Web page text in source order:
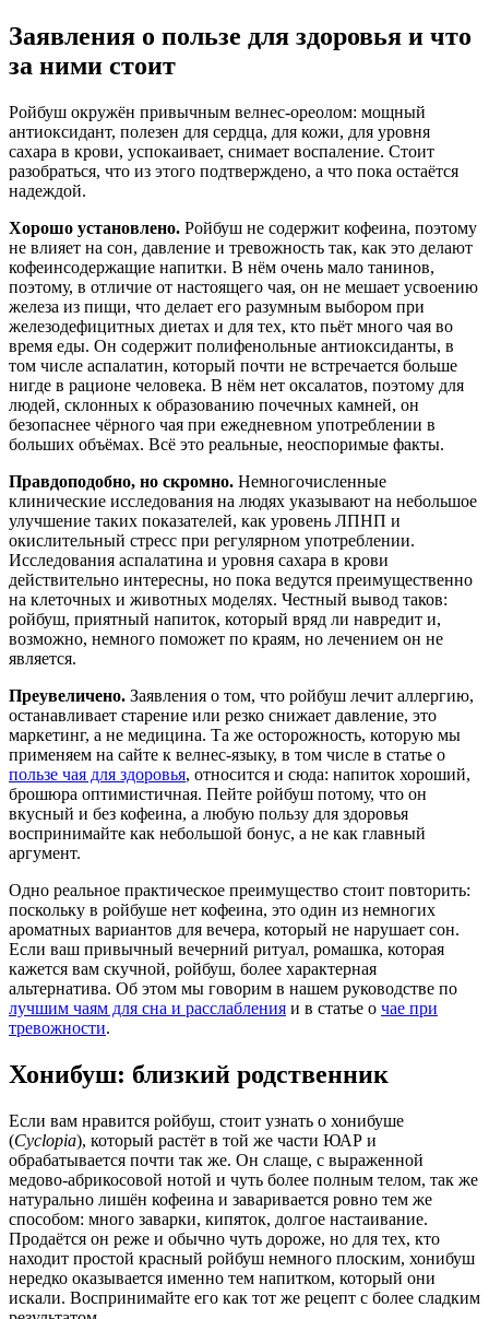
Заявления о пользе для здоровья и что
за ними стоит
Ройбуш окружён привычным велнес-ореолом: мощный
антиоксидант, полезен для сердца, для кожи, для уровня
сахара в крови, успокаивает, снимает воспаление. Стоит
разобраться, что из этого подтверждено, а что пока остаётся
надеждой.
Хорошо установлено. Ройбуш не содержит кофеина, поэтому
не влияет на сон, давление и тревожность так, как это делают
кофеинсодержащие напитки. В нём очень мало танинов,
поэтому, в отличие от настоящего чая, он не мешает усвоению
железа из пищи, что делает его разумным выбором при
железодефицитных диетах и для тех, кто пьёт много чая во
время еды. Он содержит полифенольные антиоксиданты, в
том числе аспалатин, который почти не встречается больше
нигде в рационе человека. В нём нет оксалатов, поэтому для
людей, склонных к образованию почечных камней, он
безопаснее чёрного чая при ежедневном употреблении в
больших объёмах. Всё это реальные, неоспоримые факты.
Правдоподобно, но скромно. Немногочисленные
клинические исследования на людях указывают на небольшое
улучшение таких показателей, как уровень ЛПНП и
окислительный стресс при регулярном употреблении.
Исследования аспалатина и уровня сахара в крови
действительно интересны, но пока ведутся преимущественно
на клеточных и животных моделях. Честный вывод таков:
ройбуш, приятный напиток, который вряд ли навредит и,
возможно, немного поможет по краям, но лечением он не
является.
Преувеличено. Заявления о том, что ройбуш лечит аллергию,
останавливает старение или резко снижает давление, это
маркетинг, а не медицина. Та же осторожность, которую мы
применяем на сайте к велнес-языку, в том числе в статье о
пользе чая для здоровья, относится и сюда: напиток хороший,
брошюра оптимистичная. Пейте ройбуш потому, что он
вкусный и без кофеина, а любую пользу для здоровья
воспринимайте как небольшой бонус, а не как главный
аргумент.
Одно реальное практическое преимущество стоит повторить:
поскольку в ройбуше нет кофеина, это один из немногих
ароматных вариантов для вечера, который не нарушает сон.
Если ваш привычный вечерний ритуал, ромашка, которая
кажется вам скучной, ройбуш, более характерная
альтернатива. Об этом мы говорим в нашем руководстве по
лучшим чаям для сна и расслабления и в статье о чае при
тревожности.
Хонибуш: близкий родственник
Если вам нравится ройбуш, стоит узнать о хонибуше
(Cyclopia), который растёт в той же части ЮАР и
обрабатывается почти так же. Он слаще, с выраженной
медово-абрикосовой нотой и чуть более полным телом, так же
натурально лишён кофеина и заваривается ровно тем же
способом: много заварки, кипяток, долгое настаивание.
Продаётся он реже и обычно чуть дороже, но для тех, кто
находит простой красный ройбуш немного плоским, хонибуш
нередко оказывается именно тем напитком, который они
искали. Воспринимайте его как тот же рецепт с более сладким